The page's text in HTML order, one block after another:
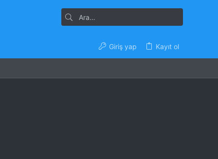
Giriş yap Kayıt ol